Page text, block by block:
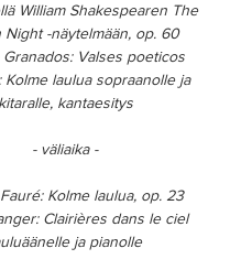
William Shakespearen The
Night -näytelmään, op. 60
Valses poeticos
Kolme laulua sopraanolle ja
kitaralle, kantaesitys
- väliaika -
Kolme laulua, op. 23
Clairières dans le ciel
ja pianolle